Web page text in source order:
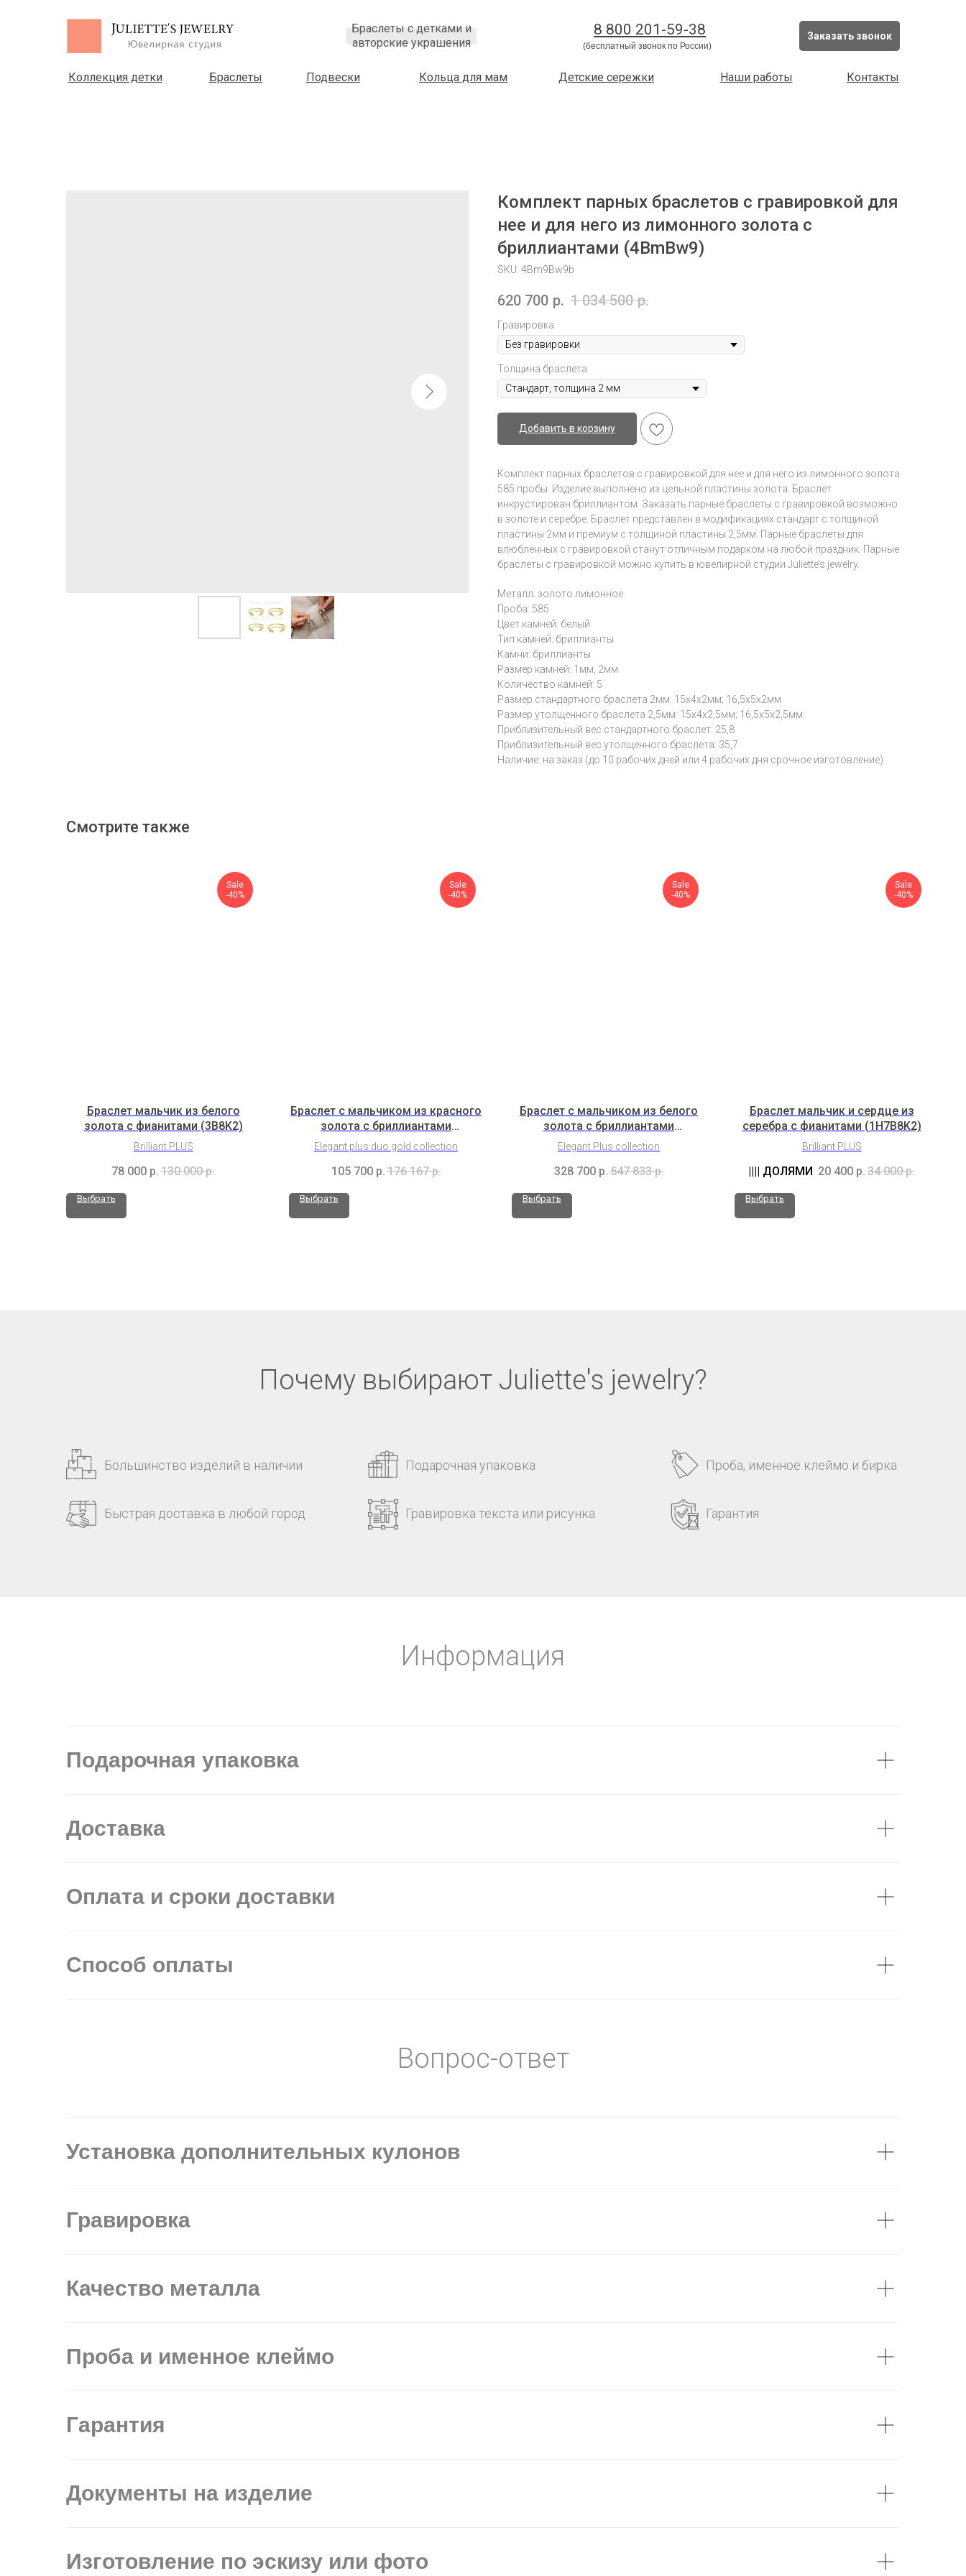
Заказать звонок
8 800 201-59-38
(бесплатный звонок по России)
Браслеты с детками и
авторские украшения
Детские сережки Контакты
Коллекция детки Браслеты Кольца для мам
Подвески Наши работы
Комплект парных браслетов с гравировкой для
нее и для него из лимонного золота с
бриллиантами (4BmBw9)
SKU: 4Bm9Bw9b
620 700 р. 1 034 500 р.
Гравировка
Толщина браслета
Добавить в корзину
Комплект парных браслетов с гравировкой для нее и для него из лимонного золота
585 пробы. Изделие выполнено из цельной пластины золота. Браслет
инкрустирован бриллиантом. Заказать парные браслеты с гравировкой возможно
в золоте и серебре. Браслет представлен в модификациях стандарт с толщиной
пластины 2мм и премиум с толщиной пластины 2,5мм. Парные браслеты для
влюблённых с гравировкой станут отличным подарком на любой праздник. Парные
браслеты с гравировкой можно купить в ювелирной студии Juliette’s jewelry.
Металл: золото лимонное
Проба: 585
Цвет камней: белый
Тип камней: бриллианты
Камни: бриллианты
Размер камней: 1мм, 2мм
Количество камней: 5
Размер стандартного браслета 2мм: 15х4х2мм; 16,5х5х2мм
Размер утолщенного браслета 2,5мм: 15х4х2,5мм; 16,5х5х2,5мм
Приблизительный вес стандартного браслет: 25,8
Приблизительный вес утолщенного браслета: 35,7
Наличие: на заказ (до 10 рабочих дней или 4 рабочих дня срочное изготовление)
Смотрите также
Sale
-40%
Браслет мальчик из белого
золота с фианитами (3B8K2)
Brilliant PLUS
78 000 р. 130 000 р.
Выбрать
Sale
-40%
Браслет с мальчиком из красного
золота с бриллиантами
(2H5B11ShK2b)
Elegant plus duo gold collection
105 700 р.176 167 р.
Выбрать
Sale
-40%
Браслет с мальчиком из белого
золота с бриллиантами
(3C1B10C1Cl2K2Bc1b)
Elegant Plus collection
328 700 р.547 833 р.
Выбрать
Sale
-40%
Браслет мальчик и сердце из
серебра с фианитами (1H7B8K2)
Brilliant PLUS
20 400 р. 34 000 р.
Выбрать
Почему выбирают Juliette's jewelry?
Большинство изделий в наличии
Быстрая доставка в любой город
Подарочная упаковка
Гравировка текста или рисунка
Проба, именное клеймо и бирка
Гарантия
Информация
Подарочная упаковка
Доставка
Оплата и сроки доставки
Способ оплаты
Вопрос-ответ
Установка дополнительных кулонов
Гравировка
Качество металла
Проба и именное клеймо
Гарантия
Документы на изделие
Изготовление по эскизу или фото